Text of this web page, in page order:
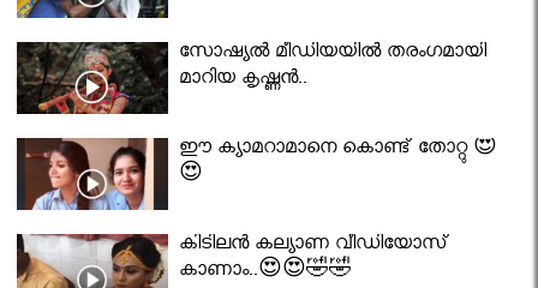
സോഷ്യൽ മീഡിയയിൽ തരംഗമായി
മാറിയ കൃഷ്ണൻ..
ഈ ക്യാമറാമാനെ കൊണ്ട് തോറ്റു 😍
😍
കിടിലൻ കല്യാണ വീഡിയോസ്
കാണാം..😍😍🤣🤣